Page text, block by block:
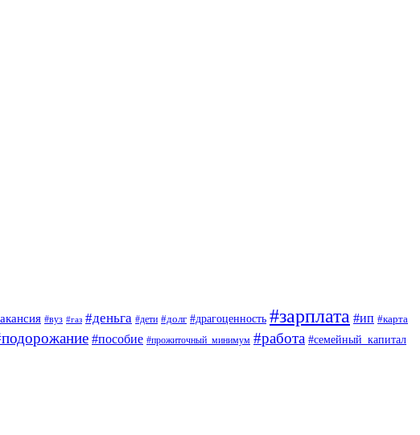
#вуз #газ #деньга #дети #долг #драгоценность #зарплата #ип #карта
#пособие #прожиточный_минимум #работа #семейный_капитал